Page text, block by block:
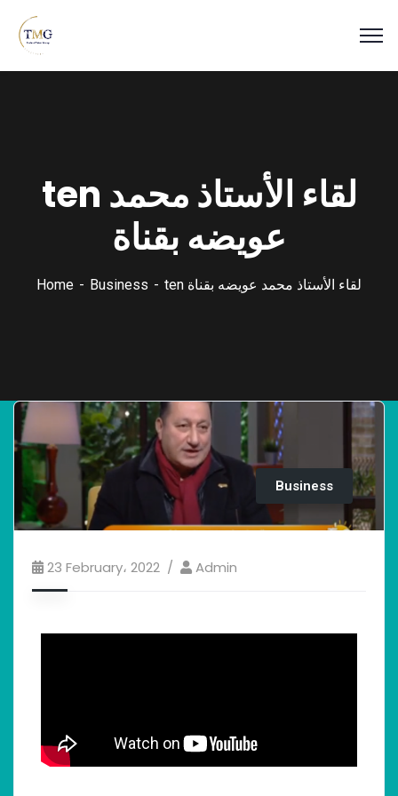
ten لقاء الأستاذ محمد
عويضه بقناة
Home Business ten لقاء الأستاذ محمد عويضه بقناة
Business
23 February، 2022 Admin